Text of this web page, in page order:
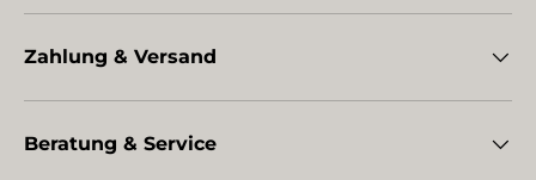
Zahlung & Versand
Beratung & Service